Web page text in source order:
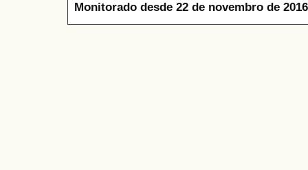
Monitorado desde 22 de novembro de